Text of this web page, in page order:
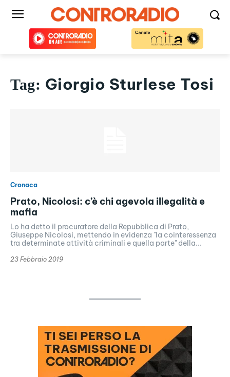
Tag: Giorgio Sturlese Tosi
Cronaca
Prato, Nicolosi: c’è chi agevola illegalità e
mafia
Lo ha detto il procuratore della Repubblica di Prato,
Giuseppe Nicolosi, mettendo in evidenza "la cointeressenza
tra determinate attività criminali e quella parte" della...
23 Febbraio 2019